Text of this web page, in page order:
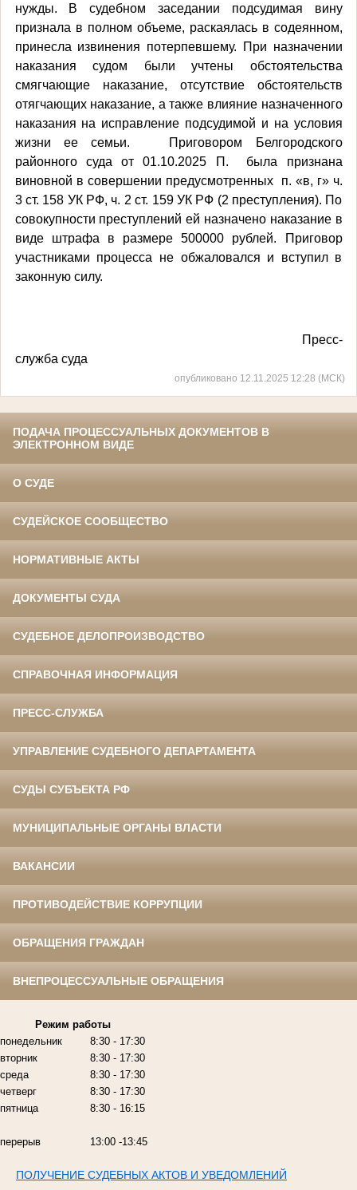
нужды. В судебном заседании подсудимая вину
признала в полном объеме, раскаялась в содеянном,
принесла извинения потерпевшему.
При назначении
наказания судом были учтены обстоятельства
смягчающие наказание, отсутствие обстоятельств
отягчающих наказание, а также влияние назначенного
наказания на исправление подсудимой и на условия
жизни ее семьи.
Приговором Белгородского
районного суда от 01.10.2025 П. была признана
виновной в совершении предусмотренных п. «в, г» ч.
3 ст. 158 УК РФ, ч. 2 ст. 159 УК РФ (2 преступления). По
совокупности преступлений ей назначено наказание в
виде штрафа в размере 500000 рублей.
Приговор
участниками процесса не обжаловался и вступил в
законную силу.
Пресс-
служба суда
опубликовано 12.11.2025 12:28 (МСК)
ПОДАЧА ПРОЦЕССУАЛЬНЫХ ДОКУМЕНТОВ В
ЭЛЕКТРОННОМ ВИДЕ
О СУДЕ
СУДЕЙСКОЕ СООБЩЕСТВО
НОРМАТИВНЫЕ АКТЫ
ДОКУМЕНТЫ СУДА
СУДЕБНОЕ ДЕЛОПРОИЗВОДСТВО
СПРАВОЧНАЯ ИНФОРМАЦИЯ
ПРЕСС-СЛУЖБА
УПРАВЛЕНИЕ СУДЕБНОГО ДЕПАРТАМЕНТА
СУДЫ СУБЪЕКТА РФ
МУНИЦИПАЛЬНЫЕ ОРГАНЫ ВЛАСТИ
ВАКАНСИИ
ПРОТИВОДЕЙСТВИЕ КОРРУПЦИИ
ОБРАЩЕНИЯ ГРАЖДАН
ВНЕПРОЦЕССУАЛЬНЫЕ ОБРАЩЕНИЯ
Режим работы
понедельник
вторник
среда
четверг
пятница
перерыв
8:30 - 17:30
8:30 - 17:30
8:30 - 17:30
8:30 - 17:30
8:30 - 16:15
13:00 -13:45
ПОЛУЧЕНИЕ СУДЕБНЫХ АКТОВ И УВЕДОМЛЕНИЙ